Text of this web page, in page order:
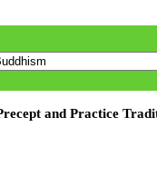
and Practice